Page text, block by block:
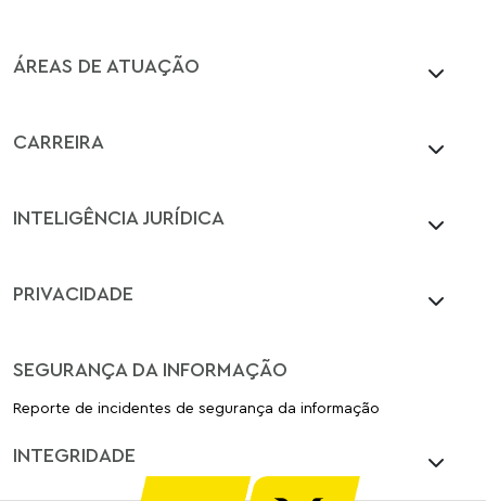
ÁREAS DE ATUAÇÃO
CARREIRA
INTELIGÊNCIA JURÍDICA
PRIVACIDADE
SEGURANÇA DA INFORMAÇÃO
Reporte de incidentes de segurança da informação
INTEGRIDADE